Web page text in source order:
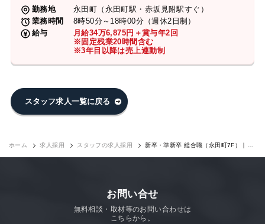
勤務地
永田町（永田町駅・赤坂見附駅すぐ）
業務時間
8時50分～18時00分（週休2日制）
給与
月給34万6,875円＋賞与年2回
※固定残業20時間含む
※3年目以降は売上連動制
スタッフ求人一覧に戻る
ホーム 求人採用 スタッフの求人採用
新卒・準新卒 総合職（永田町7F）｜求
お問い合せ
無料相談・取材等のお問い合わせは
こちらから。